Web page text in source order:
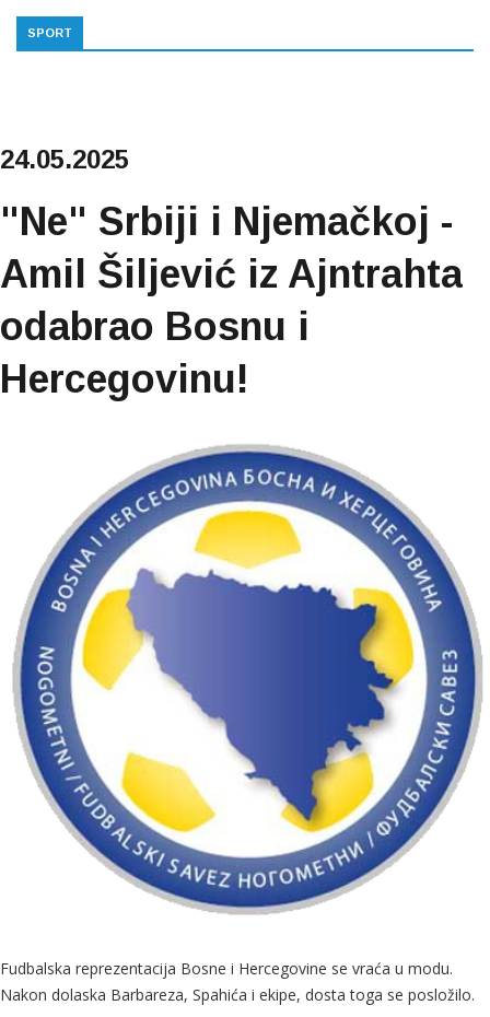
SPORT
24.05.2025
"Ne" Srbiji i Njemačkoj -
Amil Šiljević iz Ajntrahta
odabrao Bosnu i
Hercegovinu!
Fudbalska reprezentacija Bosne i Hercegovine se vraća u modu.
Nakon dolaska Barbareza, Spahića i ekipe, dosta toga se posložilo.